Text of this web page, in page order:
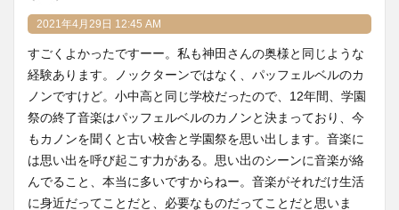
2021年4月29日 12:45 AM
すごくよかったですーー。私も神田さんの奥様と同じような
経験あります。ノックターンではなく、パッフェルベルのカ
ノンですけど。小中高と同じ学校だったので、12年間、学園
祭の終了音楽はパッフェルベルのカノンと決まっており、今
もカノンを聞くと古い校舎と学園祭を思い出します。音楽に
は思い出を呼び起こす力がある。思い出のシーンに音楽が絡
んでること、本当に多いですからねー。音楽がそれだけ生活
に身近だってことだと、必要なものだってことだと思いま